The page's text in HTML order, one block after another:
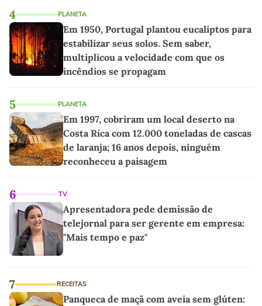
4 PLANETA
Em 1950, Portugal plantou eucaliptos para
estabilizar seus solos. Sem saber,
multiplicou a velocidade com que os
incêndios se propagam
5 PLANETA
Em 1997, cobriram um local deserto na
Costa Rica com 12.000 toneladas de cascas
de laranja; 16 anos depois, ninguém
reconheceu a paisagem
6 TV
Apresentadora pede demissão de
telejornal para ser gerente em empresa:
"Mais tempo e paz"
7 RECEITAS
Panqueca de maçã com aveia sem glúten: